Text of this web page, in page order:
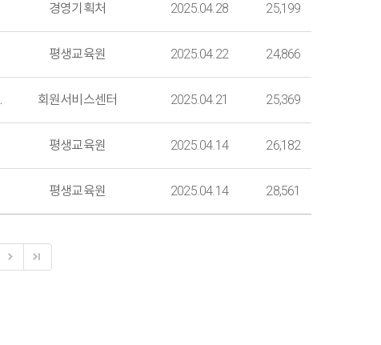
경영기획처 2025.04.28 25,199
평생교육원 2025.04.22 24,866
(4.21.~4.25.) (마감) 회원서비스센터 2025.04.21 25,369
평생교육원 2025.04.14 26,182
평생교육원 2025.04.14 28,561